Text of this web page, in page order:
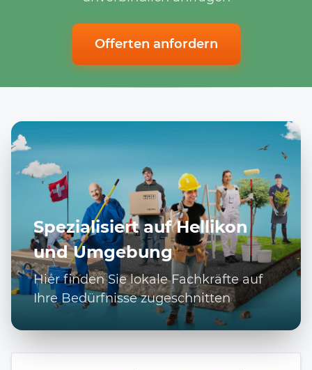
Offerten anfordern
Spezialisiert auf Hellikon
und Umgebung
Hier finden Sie lokale Fachkräfte auf
Ihre Bedürfnisse zugeschnitten